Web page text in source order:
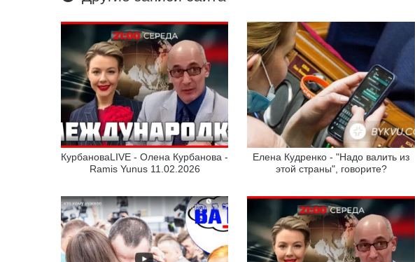
КурбановаLIVE - Олена Курбанова -
Ramis Yunus 11.02.2026
Елена Кудренко - "Надо валить из
этой страны", говорите?